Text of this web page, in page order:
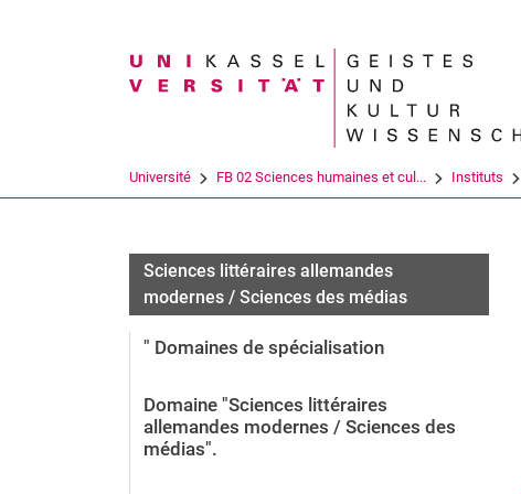
Search term
Université FB 02 Sciences humaines et cul... Instituts
Sciences littéraires allemandes
modernes / Sciences des médias
" Domaines de spécialisation
Domaine "Sciences littéraires
allemandes modernes / Sciences des
médias".